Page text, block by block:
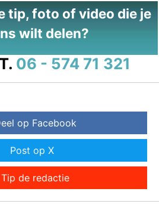
tip, foto of video die je
wilt delen?
T. 06 - 574 71 321
op Facebook
Post op X
Tip de redactie